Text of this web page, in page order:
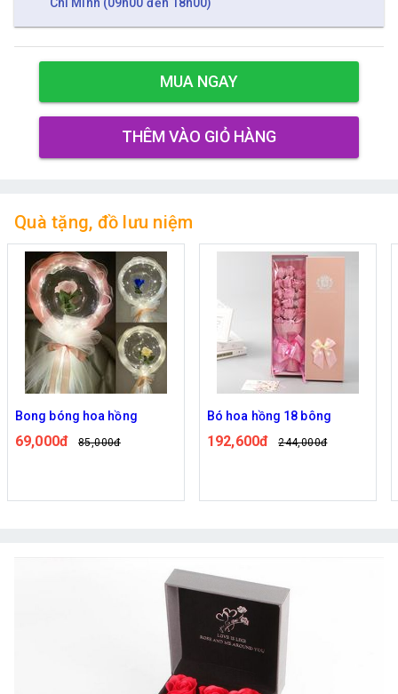
MUA NGAY
THÊM VÀO GIỎ HÀNG
Quà tặng, đồ lưu niệm
Bong bóng hoa hồng
69,000đ 85,000đ
Bó hoa hồng 18 bông
192,600đ 244,000đ